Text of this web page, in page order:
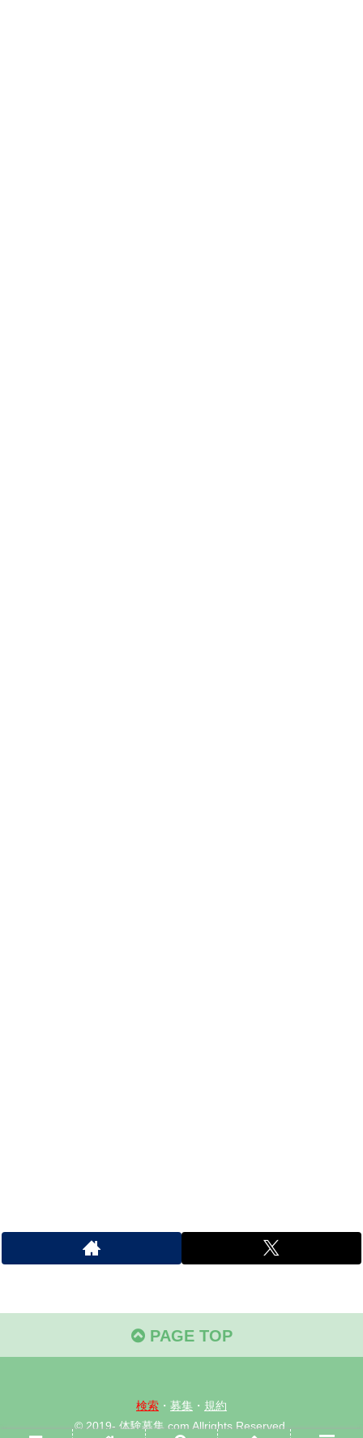
PAGE TOP
検索 ・ 募集 ・ 規約
© 2019- 体験募集.com Allrights Reserved.